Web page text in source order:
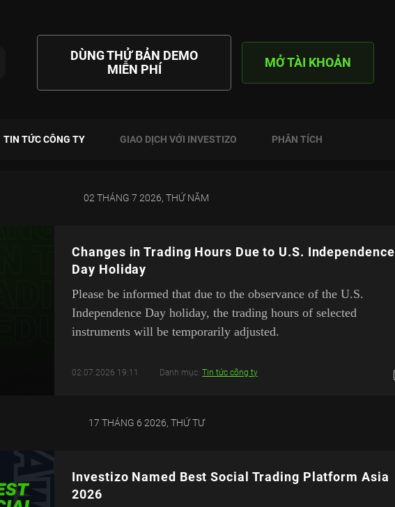
DÙNG THỬ BẢN DEMO
MIỄN PHÍ
MỞ TÀI KHOẢN
TIN TỨC CÔNG TY GIAO DỊCH VỚI INVESTIZO PHÂN TÍCH
02 THÁNG 7 2026, THỨ NĂM
Changes in Trading Hours Due to U.S. Independence
Day Holiday
Please be informed that due to the observance of the U.S.
Independence Day holiday, the trading hours of selected
instruments will be temporarily adjusted.
02.07.2026 19:11 Danh mục:Tin tức công ty
17 THÁNG 6 2026, THỨ TƯ
Investizo Named Best Social Trading Platform Asia
2026